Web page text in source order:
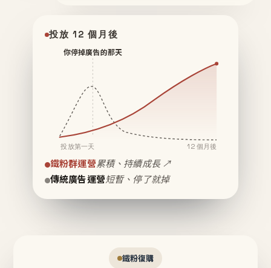
投放 12 個月後
你停掉廣告的那天
投放第一天 12 個月後
鐵粉群運營累積、持續成長 ↗
傳統廣告運營短暫、停了就掉
鐵粉復購